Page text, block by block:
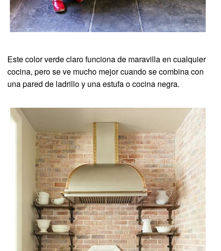
Este color verde claro funciona de maravilla en cualquier
cocina, pero se ve mucho mejor cuando se combina con
una pared de ladrillo y una estufa o cocina negra.